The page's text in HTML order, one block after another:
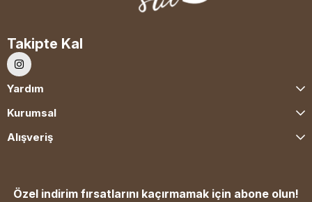
Takipte Kal
Yardım
Kurumsal
Alışveriş
Özel indirim fırsatlarını kaçırmamak için abone olun!